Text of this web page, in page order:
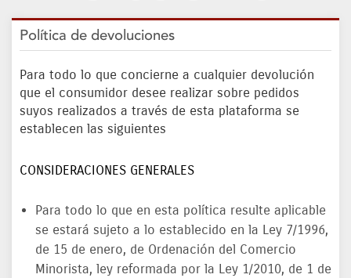
Política de devoluciones
Para todo lo que concierne a cualquier devolución
que el consumidor desee realizar sobre pedidos
suyos realizados a través de esta plataforma se
establecen las siguientes
CONSIDERACIONES GENERALES
Para todo lo que en esta política resulte aplicable
se estará sujeto a lo establecido en la Ley 7/1996,
de 15 de enero, de Ordenación del Comercio
Minorista, ley reformada por la Ley 1/2010, de 1 de